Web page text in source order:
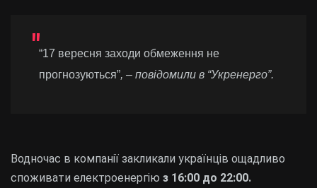
“17 вересня заходи обмеження не
прогнозуються”, – повідомили в “Укренерго”.
Водночас в компанії закликали українців ощадливо
споживати електроенергію з 16:00 до 22:00.